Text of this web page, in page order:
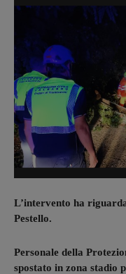
L’intervento ha
Pestello.
Personale della
spostato in zona stadio